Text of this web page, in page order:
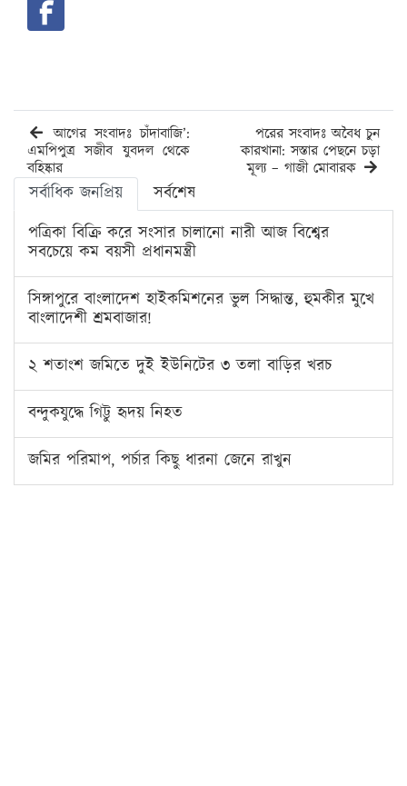
আগের সংবাদঃ চাঁদাবাজি’:
এমপিপুত্র সজীব যুবদল থেকে
বহিষ্কার
পরের সংবাদঃ অবৈধ চুন
কারখানা: সস্তার পেছনে চড়া
মূল্য – গাজী মোবারক
সর্বাধিক জনপ্রিয়
সর্বশেষ
পত্রিকা বিক্রি করে সংসার চালানো নারী আজ বিশ্বের
সবচেয়ে কম বয়সী প্রধানমন্ত্রী
সিঙ্গাপুরে বাংলাদেশ হাইকমিশনের ভুল সিদ্ধান্ত, হুমকীর মুখে
বাংলাদেশী শ্রমবাজার!
২ শতাংশ জমিতে দুই ইউনিটের ৩ তলা বাড়ির খরচ
বন্দুকযুদ্ধে গিট্টু হৃদয় নিহত
জমির পরিমাপ, পর্চার কিছু ধারনা জেনে রাখুন